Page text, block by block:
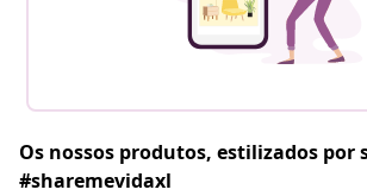
Os nossos produtos, estilizados por
#sharemevidaxl